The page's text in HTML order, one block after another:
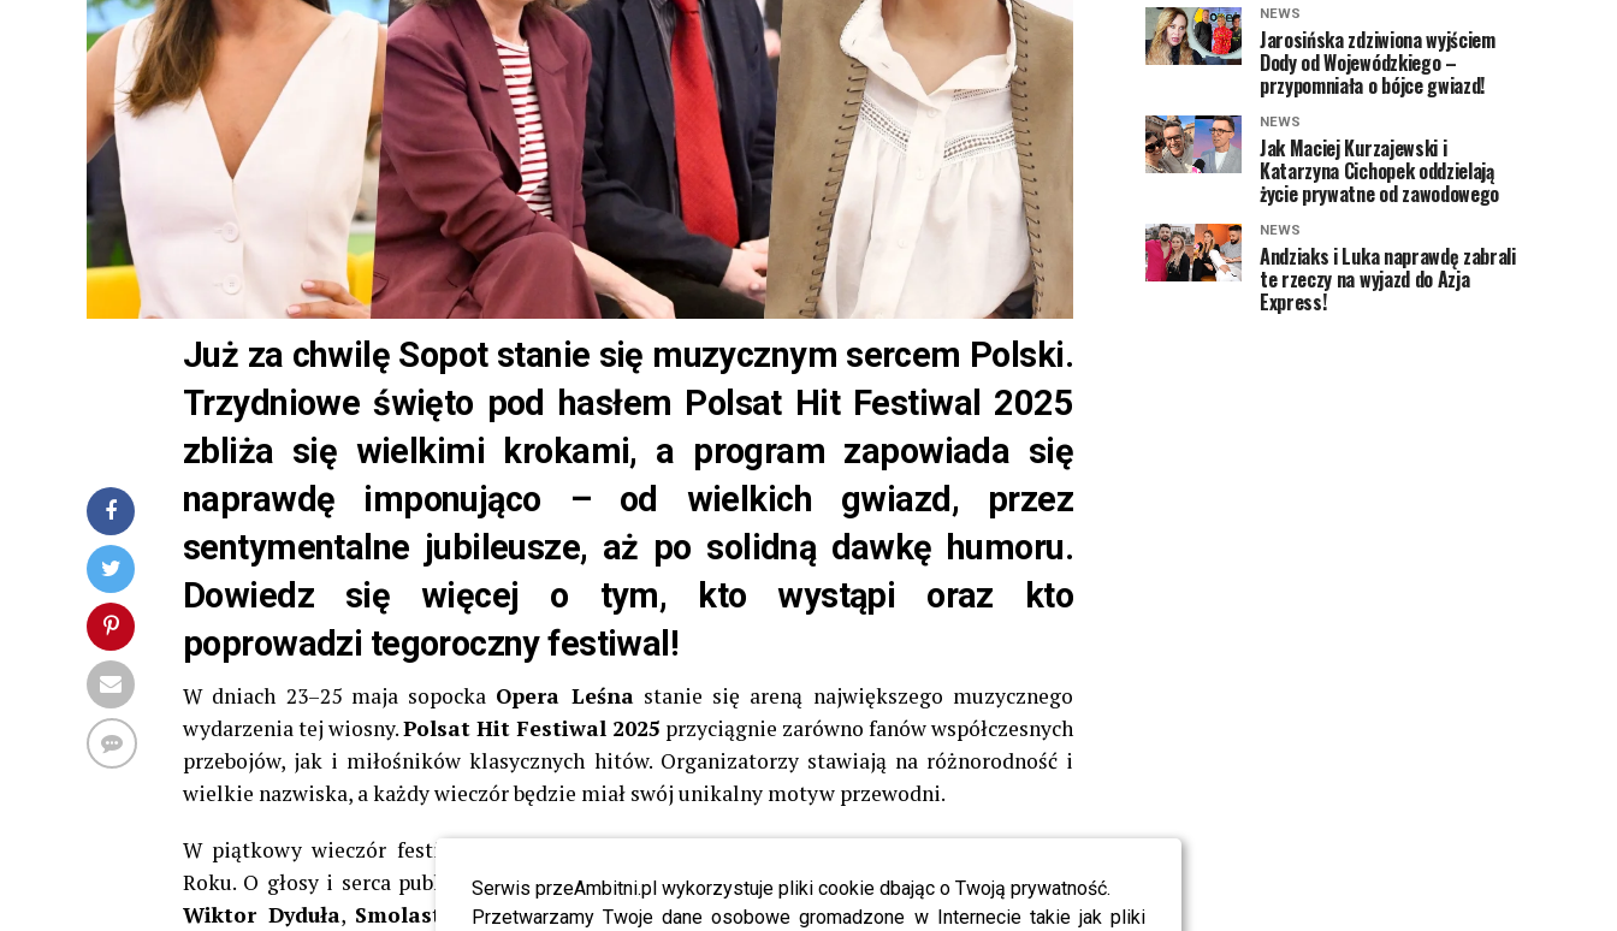
Serwis przeAmbitni.pl wykorzystuje pliki cookie dbając o Twoją prywatność.
Przetwarzamy Twoje dane osobowe gromadzone w Internecie takie jak pliki
Już za chwilę Sopot stanie się muzycznym sercem Polski.
Trzydniowe święto pod hasłem Polsat Hit Festiwal 2025
zbliża się wielkimi krokami, a program zapowiada się
naprawdę imponująco – od wielkich gwiazd, przez
sentymentalne jubileusze, aż po solidną dawkę humoru.
Dowiedz się więcej o tym, kto wystąpi oraz kto
poprowadzi tegoroczny festiwal!
W dniach 23–25 maja sopocka Opera Leśna stanie się areną największego muzycznego
wydarzenia tej wiosny.Polsat Hit Festiwal 2025 przyciągnie zarówno fanów współczesnych
przebojów, jak i miłośników klasycznych hitów. Organizatorzy stawiają na różnorodność i
wielkie nazwiska, a każdy wieczór będzie miał swój unikalny motyw przewodni.
W piątkowy wieczór festiwal otworzy koncert pełen emocji – poznamy Radiowy Przebój
Roku. O głosy i serca publiczności powalczą m.in.Oskar Cyms,Carla Fernandez,Vix.N,
Wiktor Dyduła, Smolasty Kaeyra,bryska,Lanberry i Tribbs.Koncert poprowadzą
NEWS
Jarosińska zdziwiona wyjściem
Dody od Wojewódzkiego –
przypomniała o bójce gwiazd!
NEWS
Jak Maciej Kurzajewski i
Katarzyna Cichopek oddzielają
życie prywatne od zawodowego
NEWS
Andziaks i Luka naprawdę zabrali
te rzeczy na wyjazd do Azja
Express!